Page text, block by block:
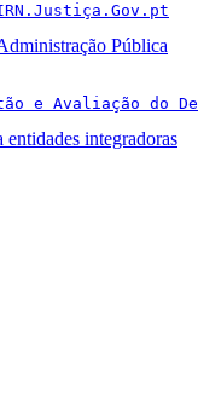
Pública
e Avaliação do
entidades integradoras